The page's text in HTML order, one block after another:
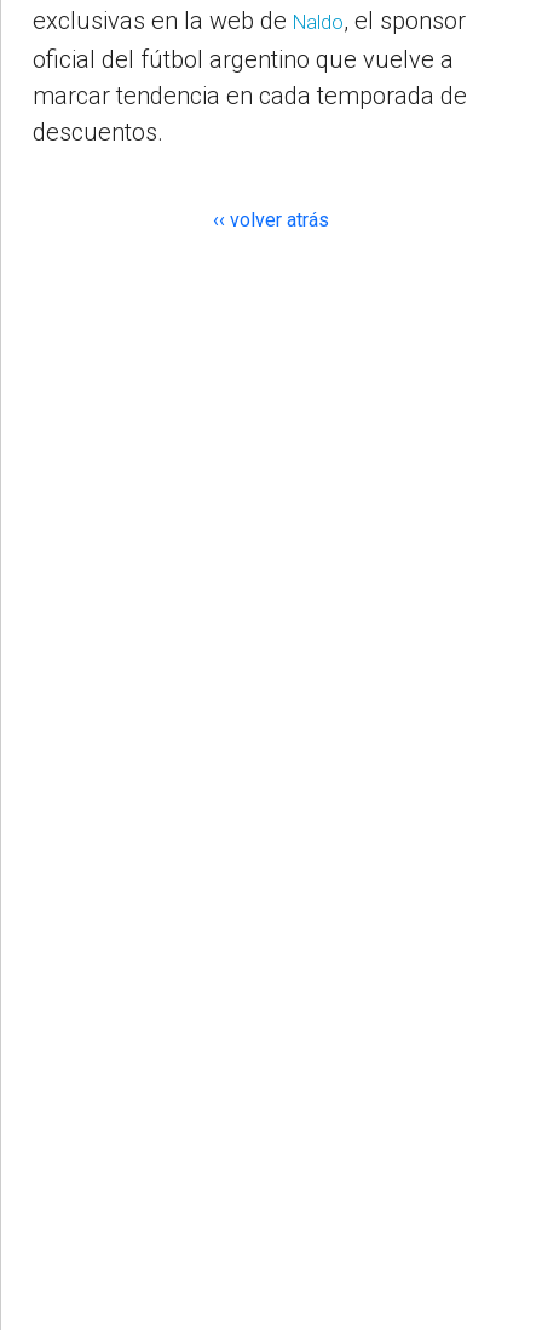
exclusivas en la web de Naldo, el sponsor
oficial del fútbol argentino que vuelve a
marcar tendencia en cada temporada de
descuentos.
‹‹ volver atrás